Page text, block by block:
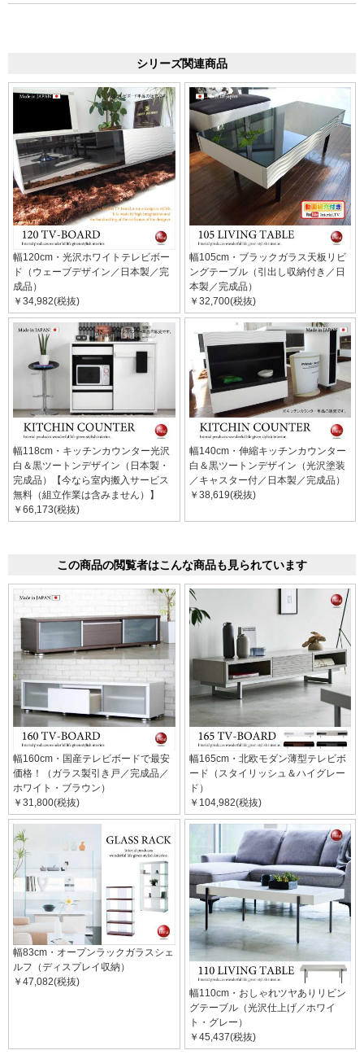
シリーズ関連商品
幅120cm・光沢ホワイトテレビボー
ド（ウェーブデザイン／日本製／完
成品）
￥34,982(税抜)
幅105cm・ブラックガラス天板リビ
ングテーブル（引出し収納付き／日
本製／完成品）
￥32,700(税抜)
幅118cm・キッチンカウンター光沢
白＆黒ツートンデザイン（日本製・
完成品）【今なら室内搬入サービス
無料（組立作業は含みません）】
￥66,173(税抜)
幅140cm・伸縮キッチンカウンター
白＆黒ツートンデザイン（光沢塗装
／キャスター付／日本製／完成品）
￥38,619(税抜)
この商品の閲覧者はこんな商品も見られています
幅160cm・国産テレビボードで最安
価格！（ガラス製引き戸／完成品／
ホワイト・ブラウン）
￥31,800(税抜)
幅165cm・北欧モダン薄型テレビボ
ード（スタイリッシュ＆ハイグレー
ド）
￥104,982(税抜)
幅83cm・オープンラックガラスシェ
ルフ（ディスプレイ収納）
￥47,082(税抜)
幅110cm・おしゃれツヤありリビン
グテーブル（光沢仕上げ／ホワイ
ト・グレー）
￥45,437(税抜)